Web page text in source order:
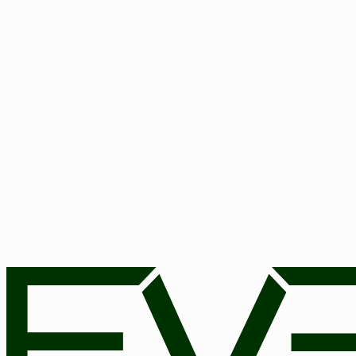
Door het formulier te verzenden bevestig ik dat ik het
toestemming kan ik deze te allen tijde intrekken. Daarnaast